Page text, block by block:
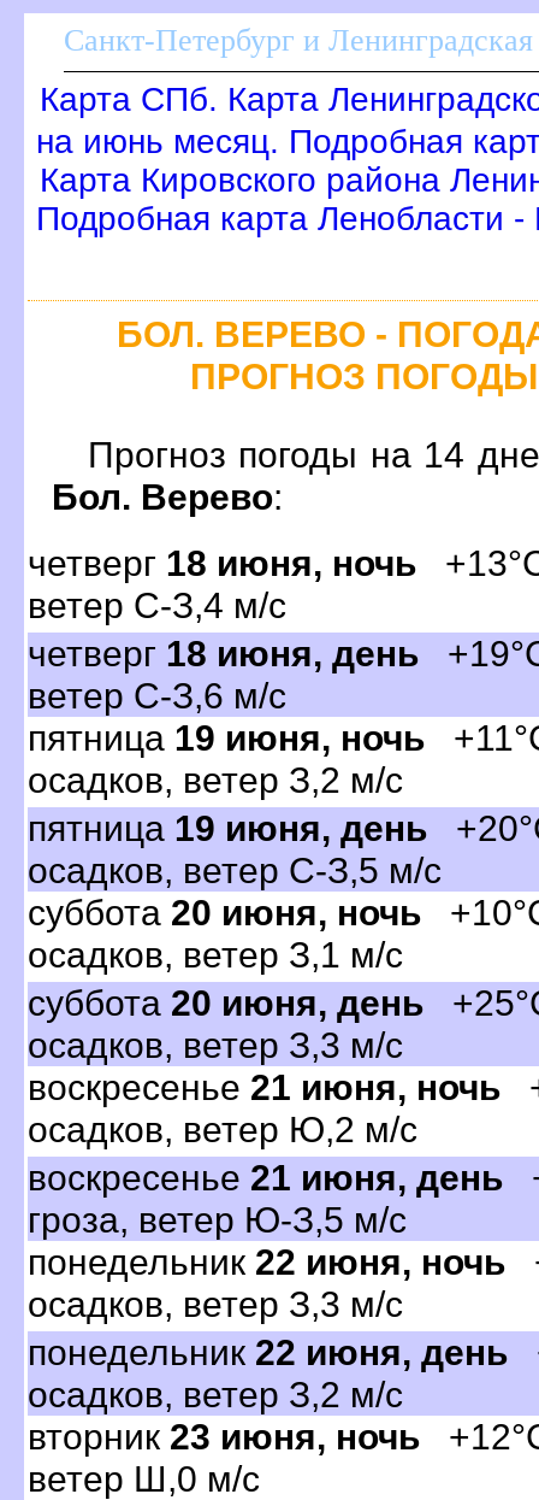
Санкт-Петербург и Ленинградская
Карта СПб. Карта
на июнь месяц. Подробная
Карта Кировского района
Подробная карта Ленобласти -
БОЛ. ВЕРЕВО -
ПРОГНОЗ
Прогноз погоды на 14
Бол. Верево:
четвер 18 июня, ночь
етер С-З,4 м/с
четвер 18 июня, день
етер С-З,6 м/с
пятница 19 июня, ночь
осадков, ветер З,2 м/с
пятница 19 июня, день
осадков, ветер С-З,5 м/с
суббота 20 июня, ночь
осадков, ветер З,1 м/с
суббота 20 июня, день
осадков, ветер З,3 м/с
оскресенье 21 июня, ночь
осадков, ветер Ю,2 м/с
оскресенье 21 июня, день
роза, ветер Ю-З,5 м/с
понедельник 22 июня, ночь
осадков, ветер З,3 м/с
понедельник 22 июня, день
осадков, ветер З,2 м/с
торник 23 июня, ночь
етер Ш,0 м/с